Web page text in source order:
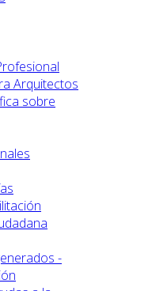
Arquitectos
sobre
-